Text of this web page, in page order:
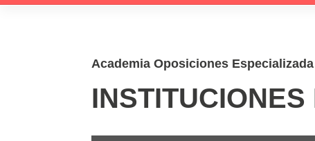
Academia Oposiciones Especializada